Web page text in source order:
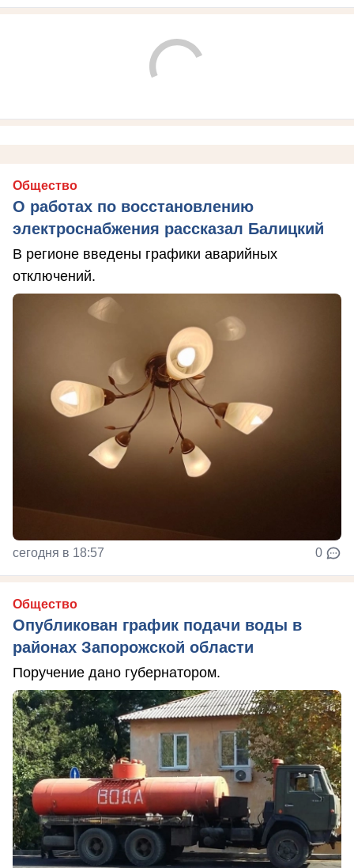
Общество
О работах по восстановлению
электроснабжения рассказал Балицкий
В регионе введены графики аварийных
отключений.
сегодня в 18:57 0
Общество
Опубликован график подачи воды в
районах Запорожской области
Поручение дано губернатором.